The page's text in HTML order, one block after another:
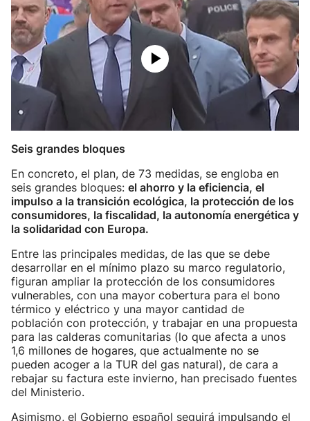
Seis grandes bloques
En concreto, el plan, de 73 medidas, se engloba en
seis grandes bloques: el ahorro y la eficiencia, el
impulso a la transición ecológica, la protección de los
consumidores, la fiscalidad, la autonomía energética y
la solidaridad con Europa.
Entre las principales medidas, de las que se debe
desarrollar en el mínimo plazo su marco regulatorio,
figuran ampliar la protección de los consumidores
vulnerables, con una mayor cobertura para el bono
térmico y eléctrico y una mayor cantidad de
población con protección, y trabajar en una propuesta
para las calderas comunitarias (lo que afecta a unos
1,6 millones de hogares, que actualmente no se
pueden acoger a la TUR del gas natural), de cara a
rebajar su factura este invierno, han precisado fuentes
del Ministerio.
Asimismo, el Gobierno español seguirá impulsando el